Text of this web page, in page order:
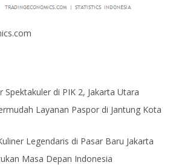
Spektakuler di PIK 2, Jakarta Utara
Layanan Paspor di Jantung Kota
Legendaris di Pasar Baru Jakarta
Masa Depan Indonesia